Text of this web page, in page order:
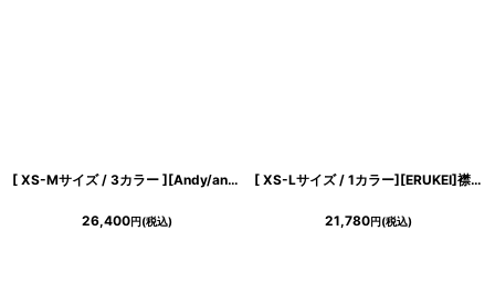
[ XS-Mサイズ / 3カラー ][Andy/an][an]長袖 袖あり・ウエストカット・アシンメトリー・ラップスカート・タイト・ミニドレス《送料＆代引き手数料無料》
26,400円(税込)
[ XS-Lサイズ / 1カラー][ERUKEI]襟付き・ツイード・ノースリーブ・バストカット・ハイウエスト・Aライン・フレア・ミニドレス・ワンピース[送料無料]
21,780円(税込)